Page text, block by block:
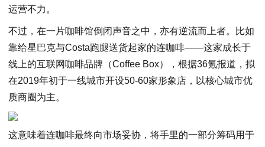
运营不力。
不过，在一片咖啡馆倒闭声音之中，亦有逆流而上者。比如
靠给星巴克与Costa跑腿送货起家的连咖啡——这家成长于
线上的互联网咖啡品牌（Coffee Box），根据36氪报道，拟
在2019年初于一线城市开设50-60家形象店，以核心城市优
质商圈为主。
这意味着连咖啡最终向市场妥协，将手里的一部分筹码用于